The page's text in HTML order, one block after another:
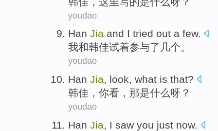
youdao
Han Jia and I tried out a few.
我和韩佳试着参与了 几个。
youdao
Han Jia, look, what is that?
韩佳 ， 你看 ， 那是什么呀？
youdao
Han Jia, I saw you just now.